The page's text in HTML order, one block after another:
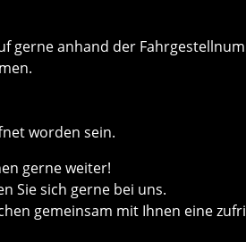
gerne anhand der
worden sein.
gerne weiter!
Sie sich gerne bei uns.
gemeinsam mit Ihnen eine